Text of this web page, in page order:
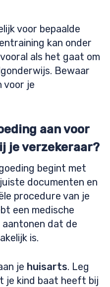
voor bepaalde
kan onder
als het gaat om
Bewaar
voor je
aan voor
je verzekeraar?
begint met
documenten en
procedure van je
een medische
dat de
is.
je huisarts. Leg
je kind baat heeft bij